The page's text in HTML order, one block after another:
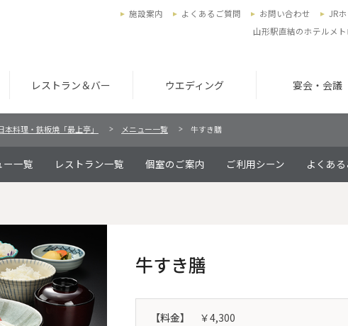
レストラン＆バー ウエディング 宴会・会議
施設案内 よくあるご質問 お問い合わせ
JR
山形駅直結のホテルメ
本料理・鉄板焼「最上亭」 メニュー一覧 牛すき膳
ー一覧 レストラン一覧 個室のご案内 ご利用シーン よくあ
牛すき膳
【料金】
￥4,300